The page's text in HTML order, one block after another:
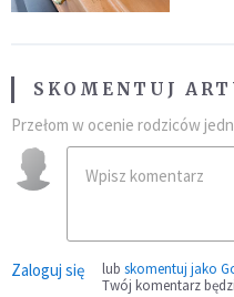
SKOMENTUJ
Przełom w ocenie rodziców
Zaloguj się lub skomentuj jako
Twój komentarz